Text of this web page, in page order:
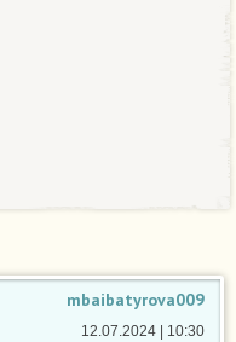
mbaibatyrova009
12.07.2024 | 10:30